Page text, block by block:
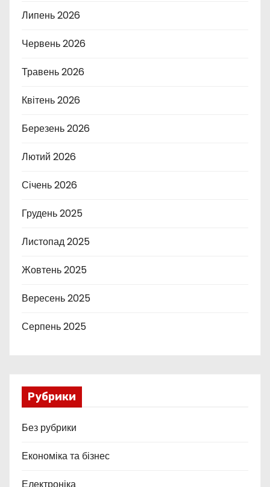
Липень 2026
Червень 2026
Травень 2026
Квітень 2026
Березень 2026
Лютий 2026
Січень 2026
Грудень 2025
Листопад 2025
Жовтень 2025
Вересень 2025
Серпень 2025
Рубрики
Без рубрики
Економіка та бізнес
Електроніка